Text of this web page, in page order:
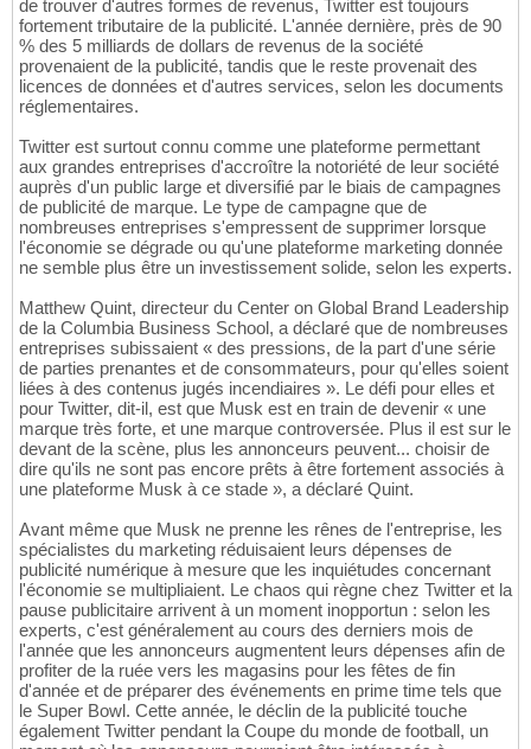
de trouver d'autres formes de revenus, Twitter est toujours
fortement tributaire de la publicité. L'année dernière, près de 90
% des 5 milliards de dollars de revenus de la société
provenaient de la publicité, tandis que le reste provenait des
licences de données et d'autres services, selon les documents
réglementaires.
Twitter est surtout connu comme une plateforme permettant
aux grandes entreprises d'accroître la notoriété de leur société
auprès d'un public large et diversifié par le biais de campagnes
de publicité de marque. Le type de campagne que de
nombreuses entreprises s'empressent de supprimer lorsque
l'économie se dégrade ou qu'une plateforme marketing donnée
ne semble plus être un investissement solide, selon les experts.
Matthew Quint, directeur du Center on Global Brand Leadership
de la Columbia Business School, a déclaré que de nombreuses
entreprises subissaient « des pressions, de la part d'une série
de parties prenantes et de consommateurs, pour qu'elles soient
liées à des contenus jugés incendiaires ». Le défi pour elles et
pour Twitter, dit-il, est que Musk est en train de devenir « une
marque très forte, et une marque controversée. Plus il est sur le
devant de la scène, plus les annonceurs peuvent... choisir de
dire qu'ils ne sont pas encore prêts à être fortement associés à
une plateforme Musk à ce stade », a déclaré Quint.
Avant même que Musk ne prenne les rênes de l'entreprise, les
spécialistes du marketing réduisaient leurs dépenses de
publicité numérique à mesure que les inquiétudes concernant
l'économie se multipliaient. Le chaos qui règne chez Twitter et la
pause publicitaire arrivent à un moment inopportun : selon les
experts, c'est généralement au cours des derniers mois de
l'année que les annonceurs augmentent leurs dépenses afin de
profiter de la ruée vers les magasins pour les fêtes de fin
d'année et de préparer des événements en prime time tels que
le Super Bowl. Cette année, le déclin de la publicité touche
également Twitter pendant la Coupe du monde de football, un